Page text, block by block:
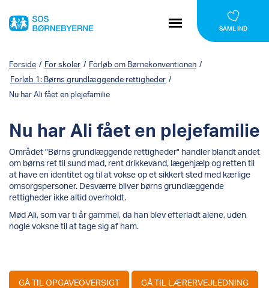
SAML IND
Forside / For skoler / Forløb om Børnekonventionen /
Forløb 1: Børns grundlæggende rettigheder /
Nu har Ali fået en plejefamilie
Nu har Ali fået en plejefamilie
Området "Børns grundlæggende rettigheder" handler blandt andet
om børns ret til sund mad, rent drikkevand, lægehjælp og retten til
at have en identitet og til at vokse op et sikkert sted med kærlige
omsorgspersoner. Desværre bliver børns grundlæggende
rettigheder ikke altid overholdt.
Mød Ali, som var ti år gammel, da han blev efterladt alene, uden
nogle voksne til at tage sig af ham.
GÅ TIL OPGAVEOVERSIGT GÅ TIL LÆRERVEJLEDNING